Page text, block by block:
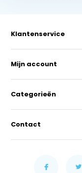
Klantenservice
Mijn account
Categorieën
Contact